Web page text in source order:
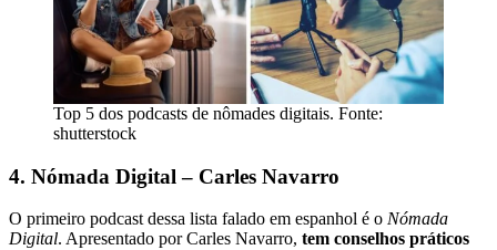
Top 5 dos podcasts de nômades digitais. Fonte:
shutterstock
4. Nómada Digital – Carles Navarro
O primeiro podcast dessa lista falado em espanhol é o Nómada
Digital. Apresentado por Carles Navarro, tem conselhos práticos